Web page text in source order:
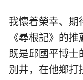
我懷着榮幸、期
《尋根記》的
既是邱國平博士
別井，在他鄉打